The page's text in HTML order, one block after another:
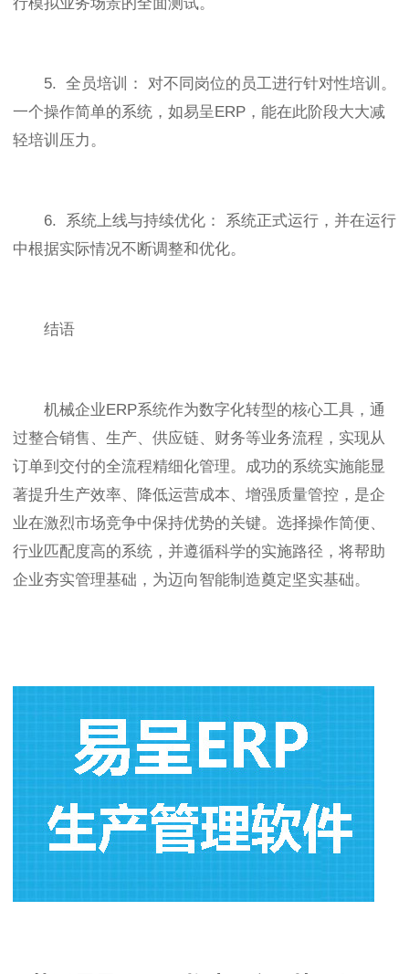
5. 全员培训： 对不同岗位的员工进行针对性培训。
一个操作简单的系统，如易呈ERP，能在此阶段大大减
轻培训压力。
6. 系统上线与持续优化： 系统正式运行，并在运行
中根据实际情况不断调整和优化。
结语
机械企业ERP系统作为数字化转型的核心工具，通
过整合销售、生产、供应链、财务等业务流程，实现从
订单到交付的全流程精细化管理。成功的系统实施能显
著提升生产效率、降低运营成本、增强质量管控，是企
业在激烈市场竞争中保持优势的关键。选择操作简便、
行业匹配度高的系统，并遵循科学的实施路径，将帮助
企业夯实管理基础，为迈向智能制造奠定坚实基础。